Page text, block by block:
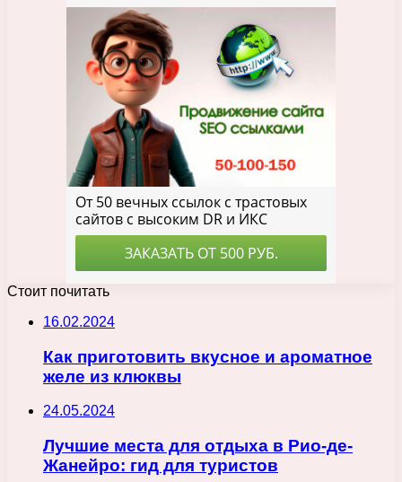
Стоит почитать
16.02.2024
Как приготовить вкусное и ароматное
желе из клюквы
24.05.2024
Лучшие места для отдыха в Рио-де-
Жанейро: гид для туристов